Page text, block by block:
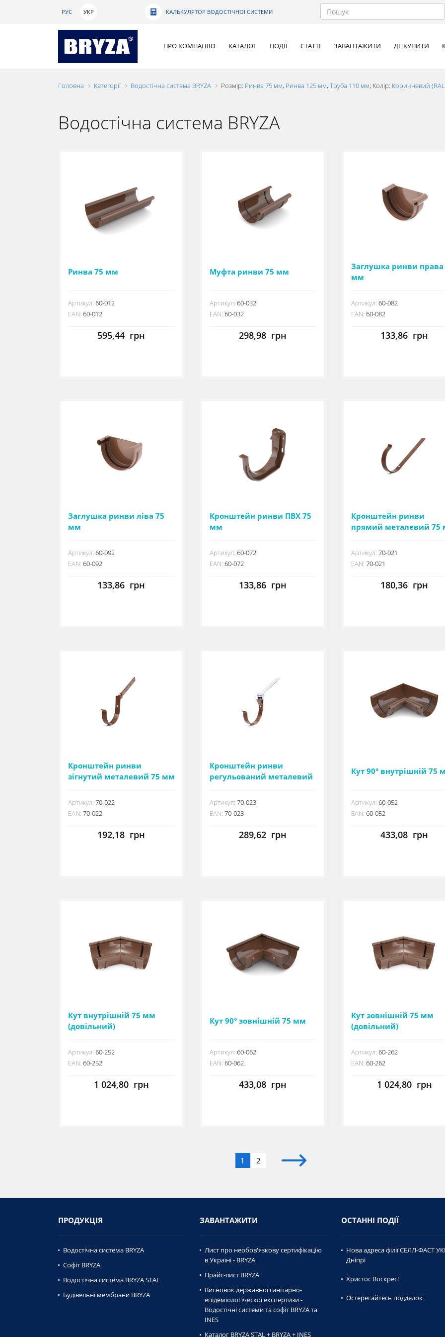
РУС УКР КАЛЬКУЛЯТОР ВОДОСТІЧНОЇ СИСТЕМИ
ПРО КОМПАНІЮ КАТАЛОГ ПОДІЇ СТАТТІ ЗАВАНТАЖИТИ ДЕ КУПИТИ
Головна Категорії Водостічна система BRYZA Розмір: Ринва 75 мм, Ринва 125 мм, Труба 110 мм; Колір: Коричневий
Водостічна система BRYZA
Ринва 75 мм
Артикул: 60-012
EAN: 60-012
595,44 грн
Муфта ринви 75 мм
Артикул: 60-032
EAN: 60-032
298,98 грн
Заглушка ринви права
мм
Артикул: 60-082
EAN: 60-082
133,86 грн
Заглушка ринви ліва 75
мм
Артикул: 60-092
EAN: 60-092
133,86 грн
Кронштейн ринви ПВХ 75
мм
Артикул: 60-072
EAN: 60-072
133,86 грн
Кронштейн ринви
прямий металевий 75
Артикул: 70-021
EAN: 70-021
180,36 грн
Кронштейн ринви
зігнутий металевий 75 мм
Артикул: 70-022
EAN: 70-022
192,18 грн
Кронштейн ринви
регульований металевий
Артикул: 70-023
EAN: 70-023
289,62 грн
Кут 90° внутрішній 75
Артикул: 60-052
EAN: 60-052
433,08 грн
Кут внутрішній 75 мм
(довільний)
Артикул: 60-252
EAN: 60-252
1 024,80грн
Кут 90° зовнішній 75 мм
Артикул: 60-062
EAN: 60-062
433,08 грн
Кут зовнішній 75 мм
(довільний)
Артикул: 60-262
EAN: 60-262
1 024,80грн
1 2
ПРОДУКЦІЯ
Водостічна система BRYZA
Софіт BRYZA
Водостічна система BRYZA STAL
Будівельні мембрани BRYZA
ЗАВАНТАЖИТИ
Лист про необов'язкову сертифікацію
в Україні - BRYZA
Прайс-лист BRYZA
Висновок державної caнiтaрно-
епiдемiологiческої експертизи -
Водостічні системи та софіт BRYZA та
INES
Каталог BRYZA STAL + BRYZA + INES
ОСТАННІ ПОДІЇ
Нова адреса філії СЕЛЛ-ФАСТ
Дніпрі
Христос Воскрес!
Остерегайтесь подделок